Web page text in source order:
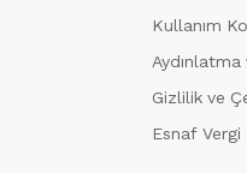
Kullanım
Aydınlatma
Gizlilik ve
Esnaf